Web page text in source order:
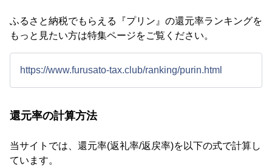
ふるさと納税でもらえる『プリン』の還元率ランキングを
もっと見たい方は特集ページをご覧ください。
https://www.furusato-tax.club/ranking/purin.html
還元率の計算方法
当サイトでは、還元率(返礼率/返戻率)を以下の式で計算し
ています。